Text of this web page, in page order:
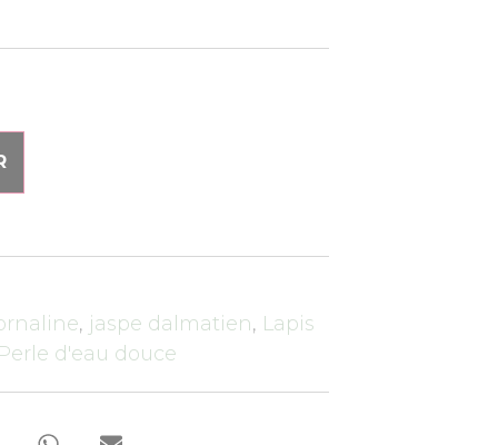
, jaspe dalmatien, Lapis
d'eau douce